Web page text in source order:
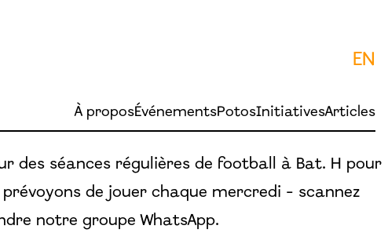
EN
À proposÉvénementsPotosInitiativesArticles
des séances régulières de football à Bat. H pour
de jouer chaque mercredi - scannez
notre groupe WhatsApp.